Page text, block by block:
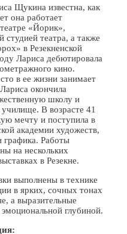
Щукина известна, как
она работает
«Йорик»,
студией театра, а также
в Резекненской
Лариса дебютировала
кино.
в ее жизни занимает
окончила
школу и
В возрасте 41
мечту и поступила в
академии художеств,
графика. Работы
на нескольких
в Резекне.
выполнены в технике
в ярких, сочных тонах
а выразительные
глубиной.